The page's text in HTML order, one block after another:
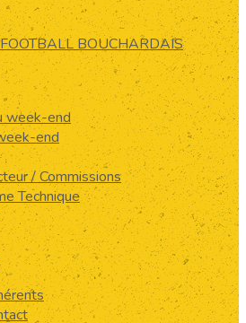
week-end
end
/ Commissions
Technique